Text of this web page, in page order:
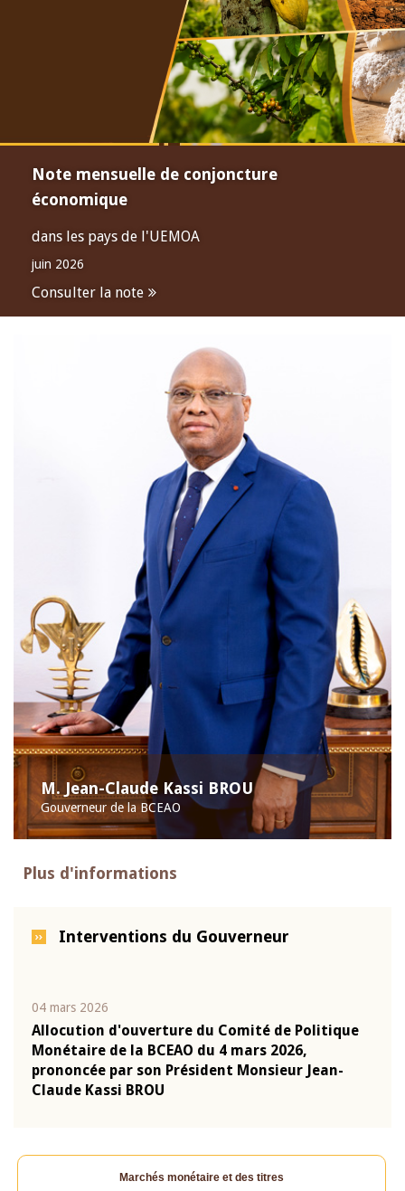
Note mensuelle de conjoncture
économique
dans les pays de l'UEMOA
juin 2026
Consulter la note
M. Jean-Claude Kassi BROU
Gouverneur de la BCEAO
Plus d'informations
Interventions du Gouverneur
04 mars 2026
Allocution d'ouverture du Comité de Politique
Monétaire de la BCEAO du 4 mars 2026,
prononcée par son Président Monsieur Jean-
Claude Kassi BROU
Marchés monétaire et des titres